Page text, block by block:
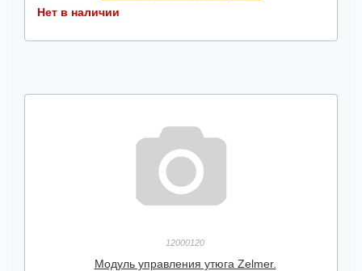
Нет в наличии
12000120
Модуль управления утюга Zelmer.